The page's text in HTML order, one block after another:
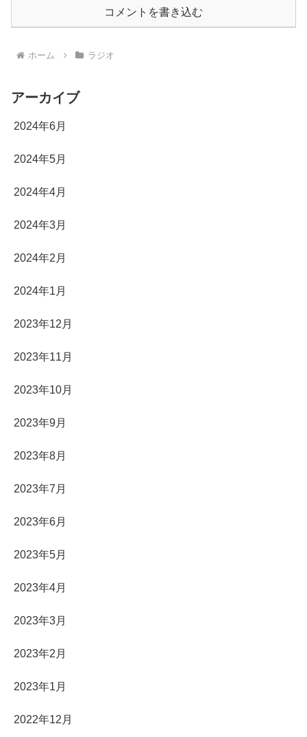
コメントを書き込む
ホーム ラジオ
アーカイブ
2024年6月
2024年5月
2024年4月
2024年3月
2024年2月
2024年1月
2023年12月
2023年11月
2023年10月
2023年9月
2023年8月
2023年7月
2023年6月
2023年5月
2023年4月
2023年3月
2023年2月
2023年1月
2022年12月